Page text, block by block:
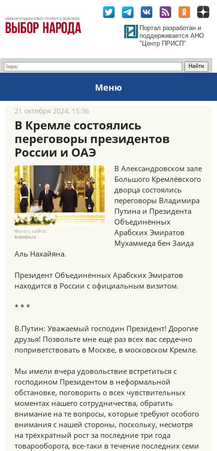
Портал разработан и
поддерживается АНО
"Центр ПРИСП"
Меню
21 октября 2024, 15:36
В Кремле состоялись
переговоры президентов
России и ОАЭ
Фото с сайта:
kremlin.ru
В Александровском зале
Большого Кремлёвского
дворца состоялись
переговоры Владимира
Путина и Президента
Объединённых
Арабских Эмиратов
Мухаммеда бен Заида
Аль Нахайяна.
Президент Объединённых Арабских Эмиратов
находится в России с официальным визитом.
* * *
В.Путин: Уважаемый господин Президент! Дорогие
друзья! Позвольте мне ещё раз всех вас сердечно
поприветствовать в Москве, в московском Кремле.
Мы имели вчера удовольствие встретиться с
господином Президентом в неформальной
обстановке, поговорить о всех чувствительных
моментах нашего сотрудничества, обратить
внимание на те вопросы, которые требуют особого
внимания с нашей стороны, поскольку, несмотря
на трёхкратный рост за последние три года
товарооборота, все-таки в течение последних семи